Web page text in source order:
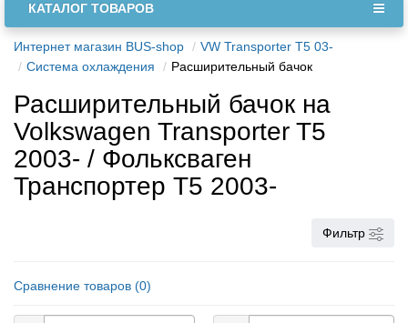
КАТАЛОГ ТОВАРОВ
Интернет магазин BUS-shop
VW Transporter T5 03-
Система охлаждения
Расширительный бачок
Расширительный бачок на
Volkswagen Transporter T5
2003- / Фольксваген
Транспортер Т5 2003-
Фильтр
Сравнение товаров (0)